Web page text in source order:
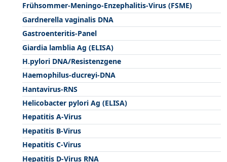
Frühsommer-Meningo-Enzephalitis-Virus (FSME)
Gardnerella vaginalis DNA
Gastroenteritis-Panel
Giardia lamblia Ag (ELISA)
H.pylori DNA/Resistenzgene
Haemophilus-ducreyi-DNA
Hantavirus-RNS
Helicobacter pylori Ag (ELISA)
Hepatitis A-Virus
Hepatitis B-Virus
Hepatitis C-Virus
Hepatitis D-Virus RNA